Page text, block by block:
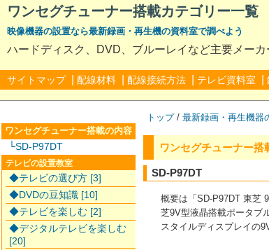
ワンセグチューナー搭載カテゴリー一覧
映像機器の設置なら最新録画・再生機の資料室で調べよう
ハードディスク、DVD、ブルーレイなど主要メー
サイトマップ 配線材料 配線接続方法 テレビ資料室
トップ/ 最新録画・再生機器
ワンセグチューナー搭
SD-P97DT
概要は「SD-P97DT 東芝
芝9V型液晶搭載ポータブ
スタイルディスプレイの
ワンセグチューナー搭載の内容
└SD-P97DT
テレビの設置教室
◆テレビの選び方 [3]
◆DVDの豆知識 [10]
◆テレビを楽しむ [2]
◆デジタルテレビを楽しむ
[20]